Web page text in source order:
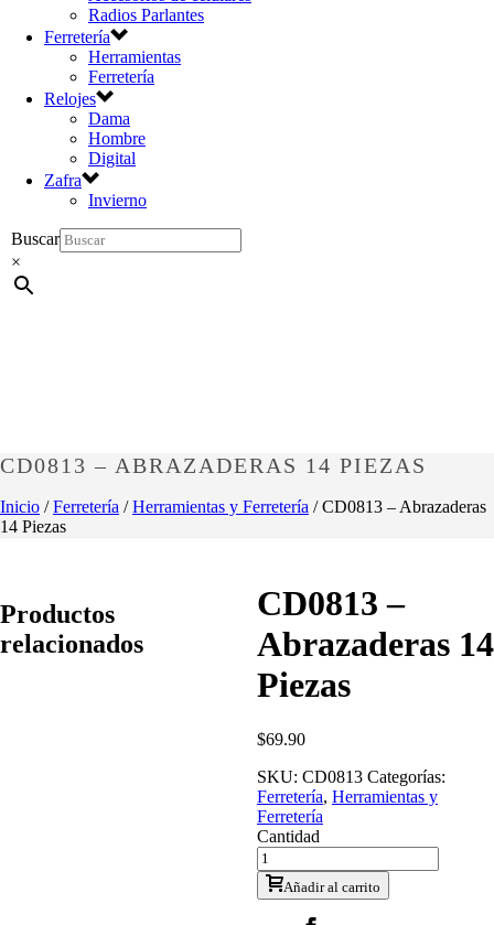
Radios Parlantes
Ferretería
Herramientas
Ferretería
Relojes
Dama
Hombre
Digital
Zafra
Invierno
Buscar
×
CD0813 – ABRAZADERAS 14 PIEZAS
Inicio /Ferretería /Herramientas y Ferretería / CD0813 – Abrazaderas
14 Piezas
CD0813 –
Abrazaderas 14
Piezas
$69.90
SKU: CD0813 Categorías:
Ferretería, Herramientas y
Ferretería
Cantidad
Añadir al carrito
Productos
relacionados